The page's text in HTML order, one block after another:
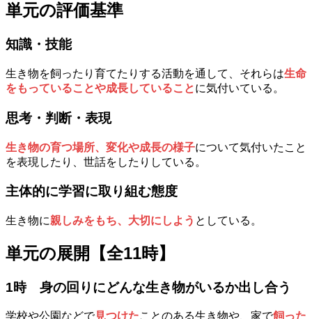
単元の評価基準
知識・技能
生き物を飼ったり育てたりする活動を通して、それらは生命
をもっていることや成長していることに気付いている。
思考・判断・表現
生き物の育つ場所、変化や成長の様子について気付いたこと
を表現したり、世話をしたりしている。
主体的に学習に取り組む態度
生き物に親しみをもち、大切にしよう としている。
単元の展開【全11時】
1時 身の回りにどんな生き物がいるか出し合う
学校や公園などで見つけたことのある生き物や、家で飼った